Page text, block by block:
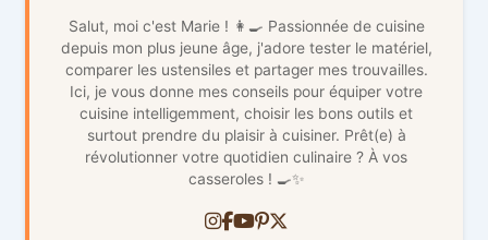
Salut, moi c'est Marie ! 👩‍🍳 Passionnée de cuisine
depuis mon plus jeune âge, j'adore tester le matériel,
comparer les ustensiles et partager mes trouvailles.
Ici, je vous donne mes conseils pour équiper votre
cuisine intelligemment, choisir les bons outils et
surtout prendre du plaisir à cuisiner. Prêt(e) à
révolutionner votre quotidien culinaire ? À vos
casseroles ! 🍳✨